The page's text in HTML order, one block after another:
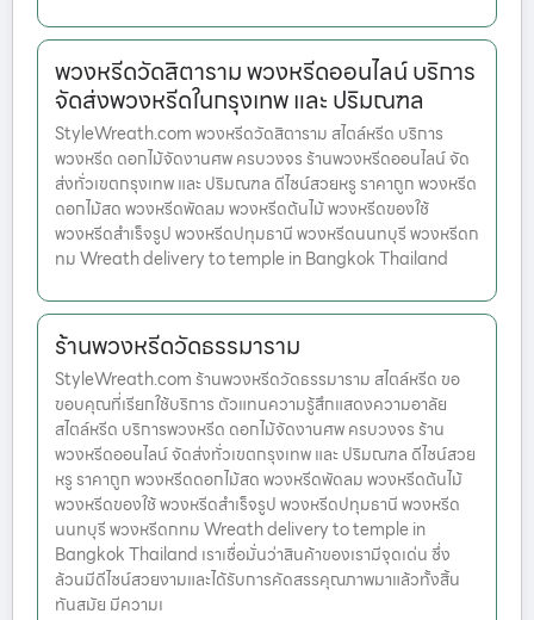
พวงหรีดวัดสิตาราม พวงหรีดออนไลน์ บริการ
จัดส่งพวงหรีดในกรุงเทพ และ ปริมณฑล
StyleWreath.com พวงหรีดวัดสิตาราม สไตล์หรีด บริการ
พวงหรีด ดอกไม้จัดงานศพ ครบวงจร ร้านพวงหรีดออนไลน์ จัด
ส่งทั่วเขตกรุงเทพ และ ปริมณฑล ดีไซน์สวยหรู ราคาถูก พวงหรีด
ดอกไม้สด พวงหรีดพัดลม พวงหรีดต้นไม้ พวงหรีดของใช้
พวงหรีดสำเร็จรูป พวงหรีดปทุมธานี พวงหรีดนนทบุรี พวงหรีดก
ทม Wreath delivery to temple in Bangkok Thailand
ร้านพวงหรีดวัดธรรมาราม
StyleWreath.com ร้านพวงหรีดวัดธรรมาราม สไตล์หรีด ขอ
ขอบคุณที่เรียกใช้บริการ ตัวแทนความรู้สึกแสดงความอาลัย
สไตล์หรีด บริการพวงหรีด ดอกไม้จัดงานศพ ครบวงจร ร้าน
พวงหรีดออนไลน์ จัดส่งทั่วเขตกรุงเทพ และ ปริมณฑล ดีไซน์สวย
หรู ราคาถูก พวงหรีดดอกไม้สด พวงหรีดพัดลม พวงหรีดต้นไม้
พวงหรีดของใช้ พวงหรีดสำเร็จรูป พวงหรีดปทุมธานี พวงหรีด
นนทบุรี พวงหรีดกทม Wreath delivery to temple in
Bangkok Thailand เราเชื่อมั่นว่าสินค้าของเรามีจุดเด่น ซึ่ง
ล้วนมีดีไซน์สวยงามและได้รับการคัดสรรคุณภาพมาแล้วทั้งสิ้น
ทันสมัย มีความเ